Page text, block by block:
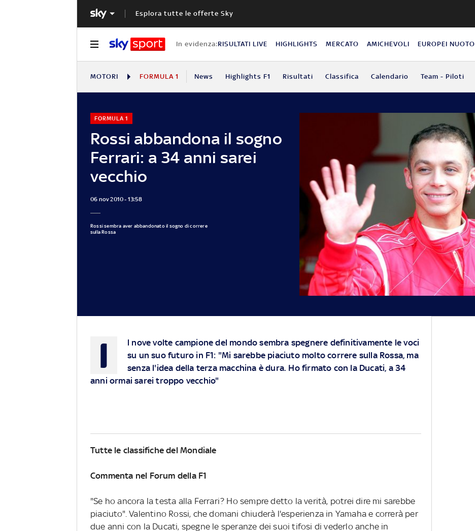
Esplora tutte le offerte Sky
In evidenza:RISULTATI LIVE HIGHLIGHTS MERCATO AMICHEVOLI EUROPEI NUOTO
MOTORI FORMULA 1 News Highlights F1 Risultati Classifica Calendario Team - Piloti
Rossi abbandona il sogno
Ferrari: a 34 anni sarei
vecchio
FORMULA 1
06 nov 2010 - 13:58
Rossi sembra aver abbandonato il sogno di correre
sulla Rossa
I
l nove volte campione del mondo sembra spegnere definitivamente le voci
su un suo futuro in F1: "Mi sarebbe piaciuto molto correre sulla Rossa, ma
senza l'idea della terza macchina è dura. Ho firmato con la Ducati, a 34
anni ormai sarei troppo vecchio"
Tutte le classifiche del Mondiale
Commenta nel Forum della F1
"Se ho ancora la testa alla Ferrari? Ho sempre detto la verità, potrei dire mi sarebbe
piaciuto". Valentino Rossi, che domani chiuderà l'esperienza in Yamaha e correrà per
due anni con la Ducati, spegne le speranze dei suoi tifosi di vederlo anche in